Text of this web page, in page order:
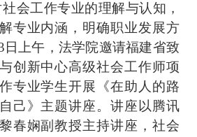
社会工作专业的理解与认知，
专业内涵 ， 明确职业发展方
日上午，法学院邀请福建省致
创新中心高级社会工作师项
专业学生开展《在助人的路
己》主题讲座。讲座 以腾讯
黎春娴副教授主持讲座 ，社会